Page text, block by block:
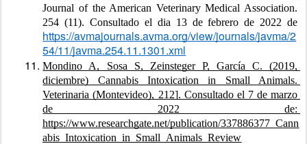
Journal of the American Veterinary Medical Association.
https://avmajournals.avma.org/view/journals/javma/2
54/11/javma.254.11.1301.xml
Mondino A, Sosa S, Zeinsteger P, García C. (2019,
diciembre) Cannabis Intoxication in Small Animals.
Veterinaria (Montevideo), 212]. Consultado el 7 de marzo
https://www.researchgate.net/publication/337886377_Cann
abis_Intoxication_in_Small_Animals_Review